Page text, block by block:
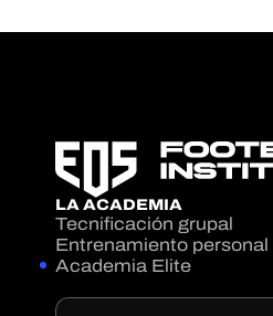
LA ACADEMIA
Tecnificación grupal
Entrenamiento personal
Academia Elite